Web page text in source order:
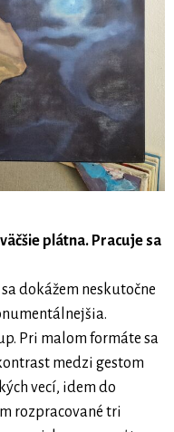
plátna. Pracuje sa
dokážem neskutočne
Pri malom formáte sa
medzi gestom
vecí, idem do
rozpracované tri